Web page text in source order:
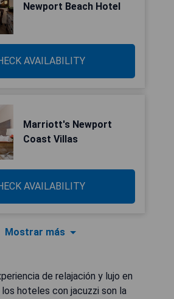
Newport Beach Hotel
AVAILABILITY
Marriott's Newport
Coast Villas
AVAILABILITY
Mostrar más
de relajación y lujo en
hoteles con jacuzzi son la